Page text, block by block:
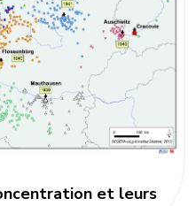
et leurs